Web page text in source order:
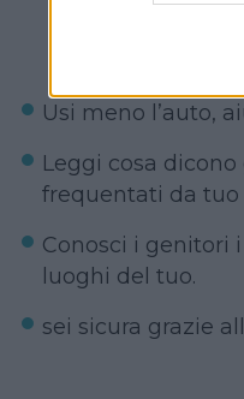
Usi meno l’auto,
Leggi cosa
frequentati da tuo
Conosci i genitori
luoghi del tuo.
sei sicura grazie